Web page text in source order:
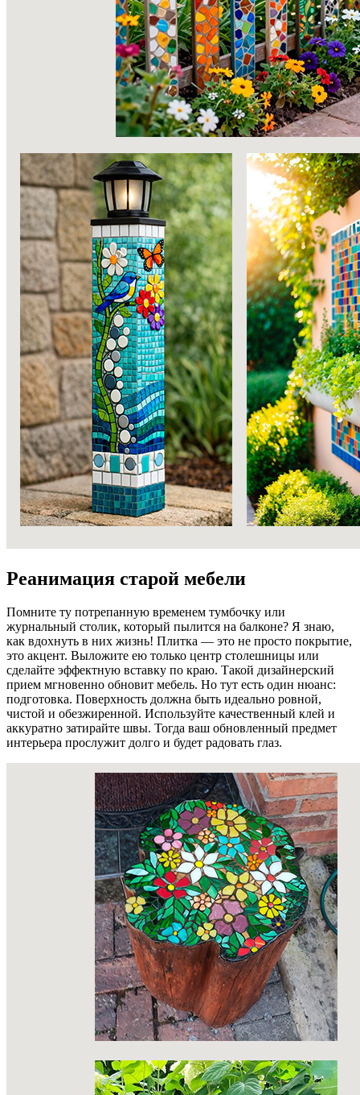
Реанимация старой мебели
Помните ту потрепанную временем тумбочку или
журнальный столик, который пылится на балконе? Я знаю,
как вдохнуть в них жизнь! Плитка — это не просто покрытие,
это акцент. Выложите ею только центр столешницы или
сделайте эффектную вставку по краю. Такой дизайнерский
прием мгновенно обновит мебель. Но тут есть один нюанс:
подготовка. Поверхность должна быть идеально ровной,
чистой и обезжиренной. Используйте качественный клей и
аккуратно затирайте швы. Тогда ваш обновленный предмет
интерьера прослужит долго и будет радовать глаз.